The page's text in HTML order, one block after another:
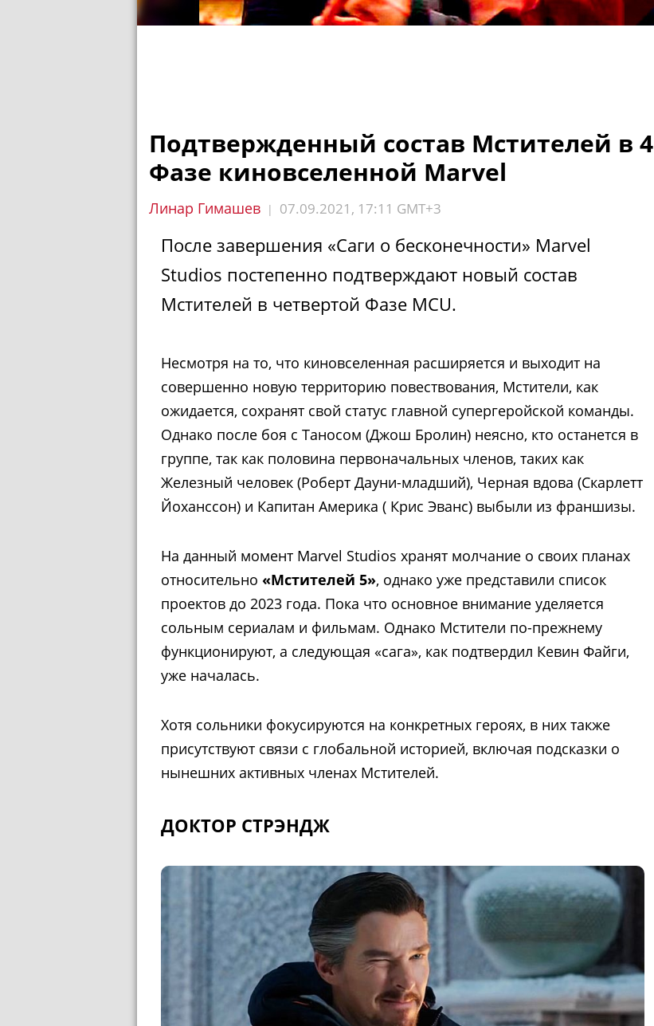
Подтвержденный состав Мстителей в 4
Фазе киновселенной Marvel
Линар Гимашев | 07.09.2021, 17:11 GMT+3
После завершения «Саги о бесконечности» Marvel
Studios постепенно подтверждают новый состав
Мстителей в четвертой Фазе MCU.
Несмотря на то, что киновселенная расширяется и выходит на
совершенно новую территорию повествования, Мстители, как
ожидается, сохранят свой статус главной супергеройской команды.
Однако после боя с Таносом (Джош Бролин) неясно, кто останется в
группе, так как половина первоначальных членов, таких как
Железный человек (Роберт Дауни-младший), Черная вдова (Скарлетт
Йоханссон) и Капитан Америка ( Крис Эванс) выбыли из франшизы.
На данный момент Marvel Studios хранят молчание о своих планах
относительно «Мстителей 5», однако уже представили список
проектов до 2023 года. Пока что основное внимание уделяется
сольным сериалам и фильмам. Однако Мстители по-прежнему
функционируют, а следующая «сага», как подтвердил Кевин Файги,
уже началась.
Хотя сольники фокусируются на конкретных героях, в них также
присутствуют связи с глобальной историей, включая подсказки о
нынешних активных членах Мстителей.
ДОКТОР СТРЭНДЖ